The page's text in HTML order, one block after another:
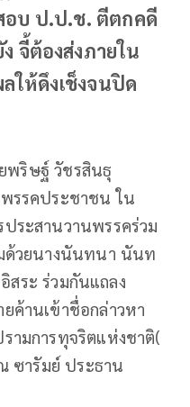
อบ ป.ป.ช. ตีตกคดี
จี้ต้องส่งภายใน
ให้ดึงเช็งจนปิด
พริษฐ์ วัชรสินธุ
รรคประชาชน ใน
ระสานวานพรรคร่วม
ด้วยนางนันทนา นันท
สระ ร่วมกันแถลง
ค้านเข้าชื่อกล่าวหา
ามการทุจริตแห่งชาติ(
ซารัมย์ ประธาน